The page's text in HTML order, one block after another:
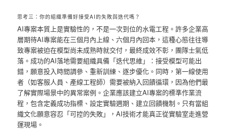
思考三：你的組織準備好接受AI的失敗與迭代嗎？
AI專案本質上是實驗性的，不是一次到位的水電工程。許多企業高
層期待AI專案能在三個月內上線、六個月內回本，這種心態往往導
致專案被迫在模型尚未成熟時就交付，最終成效不彰，團隊士氣低
落。成功的AI落地需要組織具備「迭代思維」：接受模型可能出
錯，願意投入時間調參、重新訓練、逐步優化。同時，第一線使用
者（如客服人員、產線工程師）需要被納入回饋循環，因為他們最
了解實際場景中的異常案例。企業應該建立AI專案的標準作業流
程，包含定義成功指標、設定實驗週期、建立回饋機制。只有當組
織文化願意容忍「可控的失敗」，AI技術才能真正從實驗室走進營
運現場。